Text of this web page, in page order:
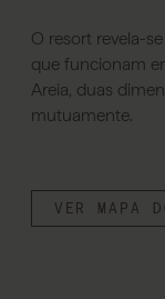
O resort revela-
que funcionam
Areia, duas
mutuamente.
VER MAPA